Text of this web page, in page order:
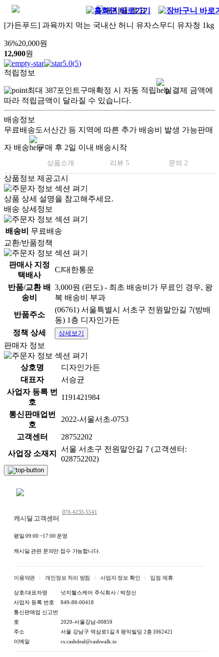
[가든푸드] 과육까지 먹는 국내산 허니 유자스무디 유자청 1kg
36%20,000원
12,900원
5.0(5)
적립정보
최대 387포인트구매확정 시 자동 적립
실결제 금액에
따라 적립금액이 달라질 수 있습니다.
배송정보
무료배송도서산간 등 지역에 따른 추가 배송비 발생 가능판매
자 배송 구매 후 2일 이내 배송시작
상품소개 리뷰 5 문의 2
상품정보 제공고시
상품 상세 설명을 참고해주세요.
배송 상세정보
배송비
무료배송
교환/반품정책
판매사 지정
택배사
CJ대한통운
반품/교환 배
송비
3,000원 (편도) - 최초 배송비가 무료인 경우, 왕
복 배송비 부과
반품주소
(06761) 서울특별시 서초구 전원말안길 7(방배
동) 1층 디자인가든
정책 상세
상세보기
판매자 정보
상호명
디자인가든
대표자
서승균
사업자 등록 번
호
1191421984
통신판매업번
호
2022-서울서초-0753
고객센터
28752202
사업장 소재지
서울 서초구 전원말안길 7 (고객센터:
028752202)
캐시딜 고객센터
070-4233-5541
평일 09:00 ~17:00 운영
캐시딜 관련 문의만 접수 가능합니다.
이용약관 개인정보 처리 방침 사업자 정보 확인 입점 제휴
상호/대표자명
넛지헬스케어 주식회사 / 박정신
사업자 등록 번호
849-88-00418
통신판매업 신고번
호
2020-서울강남-00859
주소
서울 강남구 역삼로1길 8 평익빌딩 2층 [06242]
이메일
cs.cashdeal@cashwalk.io